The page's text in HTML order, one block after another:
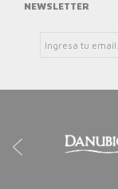
NEWSLETTER